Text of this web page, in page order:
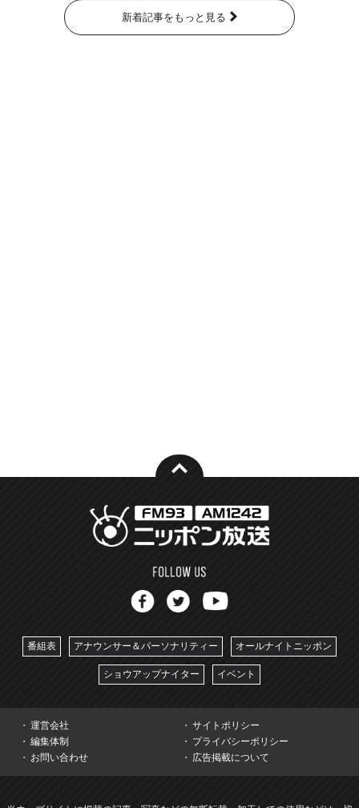
新着記事をもっと見る
番組表 アナウンサー＆パーソナリティー オールナイトニッポン
ショウアップナイター イベント
運営会社
サイトポリシー
編集体制
プライバシーポリシー
お問い合わせ
広告掲載について